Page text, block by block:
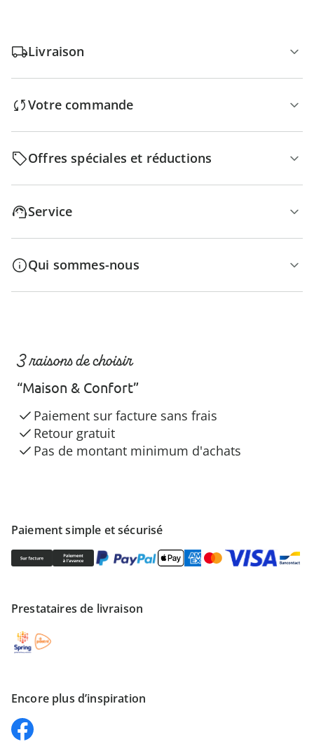
Livraison
Votre commande
Offres spéciales et réductions
Service
Qui sommes-nous
Paiement simple et sécurisé
Prestataires de livraison
Encore plus d’inspiration
3 raisons de choisir
“Maison & Confort”
Paiement sur facture sans frais
Retour gratuit
Pas de montant minimum d'achats